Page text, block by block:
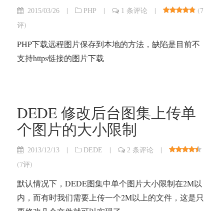
2015/03/26 | PHP | 1 条评论 | (7
评)
PHP下载远程图片保存到本地的方法，缺陷是目前不
支持https链接的图片下载
DEDE 修改后台图集上传单
个图片的大小限制
2013/12/13 | DEDE | 2 条评论
|
(7评)
默认情况下，DEDE图集中单个图片大小限制在2M以
内，而有时我们需要上传一个2M以上的文件，这是只